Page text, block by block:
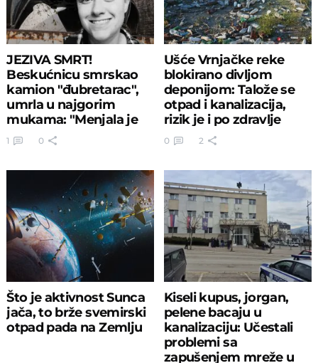
JEZIVA SMRT!
Beskućnicu smrskao
kamion "đubretarac",
umrla u najgorim
mukama: "Menjala je
boje!"
1 0
Ušće Vrnjačke reke
blokirano divljom
deponijom: Talože se
otpad i kanalizacija,
rizik je i po zdravlje
0 2
Što je aktivnost Sunca
jača, to brže svemirski
otpad pada na Zemlju
Kiseli kupus, jorgan,
pelene bacaju u
kanalizaciju: Učestali
problemi sa
zapušenjem mreže u